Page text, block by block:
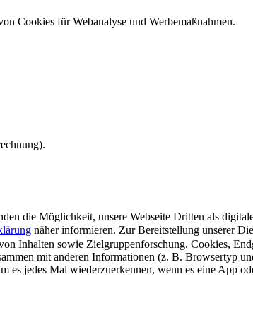
Cookies für Webanalyse und Werbemaßnahmen.
die Möglichkeit, unsere Webseite Dritten als
näher informieren. Zur Bereitstellung unserer
Inhalten sowie Zielgruppenforschung. Cookies,
mit anderen Informationen (z. B. Browsertyp
es jedes Mal wiederzuerkennen, wenn es eine App